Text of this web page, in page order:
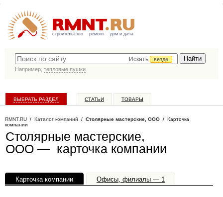
строительство ремонт дом и дача
Искать
везде
Например, тепловые пушки
ВЫБРАТЬ РАЗДЕЛ СТАТЬИ ТОВАРЫ
RMNT.RU / Каталог компаний / Столярные мастерские, ООО / Карточка
компании
Столярные мастерские,
ООО — карточка компании
Карточка компании Офисы, филиалы — 1